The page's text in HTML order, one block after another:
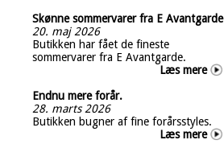
Skønne sommervarer fra E Avantgarde
20. maj 2026
Butikken har fået de fineste
sommervarer fra E Avantgarde.
Læs mere
Endnu mere forår.
28. marts 2026
Butikken bugner af fine forårsstyles.
Læs mere